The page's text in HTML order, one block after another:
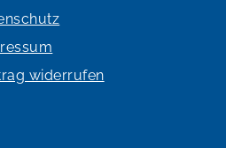
widerrufen